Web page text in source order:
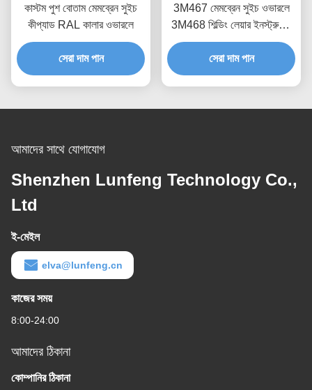
কাস্টম পুশ বোতাম মেমব্রেন সুইচ
কীপ্যাড RAL কালার ওভারলে
সেরা দাম পান
3M467 মেমব্রেন সুইচ ওভারলে
3M468 শিল্ডিং লেয়ার ইনস্ট্রুমেন্ট
প্যানেল ওভারলে
সেরা দাম পান
আমাদের সাথে যোগাযোগ
Shenzhen Lunfeng Technology Co.,
Ltd
ই-মেইল
elva@lunfeng.cn
কাজের সময়
8:00-24:00
আমাদের ঠিকানা
কোম্পানির ঠিকানা